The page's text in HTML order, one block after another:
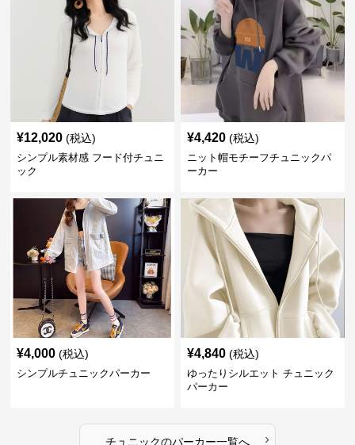
¥12,020 (税込)
シンプル素材感 フード付チュニ
ック
¥4,420 (税込)
ニット帽モチーフチュニックパ
ーカー
¥4,000 (税込)
シンプルチュニックパーカー
¥4,840 (税込)
ゆったりシルエット チュニック
パーカー
チュニックのパーカー一覧へ ›